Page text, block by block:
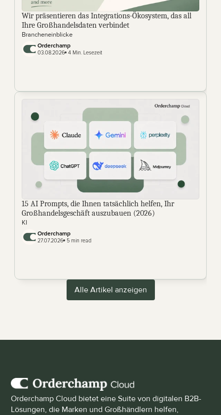
Wir präsentieren das Integrations-Ökosystem, das all
Ihre Großhandelsdaten verbindet
Brancheneinblicke
Orderchamp
03.08.2026 4 Min. Lesezeit
15 AI Prompts, die Ihnen tatsächlich helfen, Ihr
Großhandelsgeschäft auszubauen (2026)
KI
Orderchamp
27.07.2026 5 min read
Alle Artikel anzeigen
Orderchamp Cloud bietet eine Suite von digitalen B2B-
Lösungen, die Marken und Großhändlern helfen,